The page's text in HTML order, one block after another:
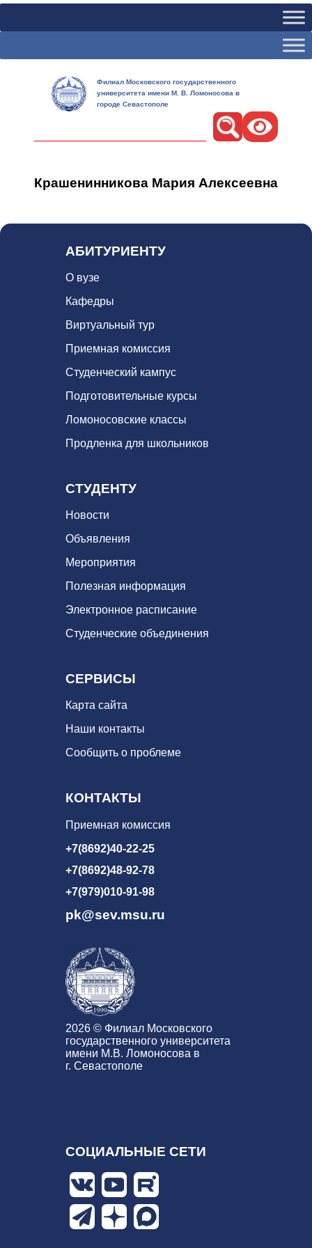
Филиал Московского государственного
университета имени М. В. Ломоносова в
городе Севастополе
Крашенинникова Мария Алексеевна
АБИТУРИЕНТУ
О вузе
Кафедры
Виртуальный тур
Приемная комиссия
Студенческий кампус
Подготовительные курсы
Ломоносовские классы
Продленка для школьников
СТУДЕНТУ
Новости
Объявления
Мероприятия
Полезная информация
Электронное расписание
Студенческие объединения
СЕРВИСЫ
Карта сайта
Наши контакты
Сообщить о проблеме
КОНТАКТЫ
Приемная комиссия
+7(8692)40-22-25
+7(8692)48-92-78
+7(979)010-91-98
pk@sev.msu.ru
2026 © Филиал Московского
государственного университета
имени М.В. Ломоносова в
г. Севастополе
СОЦИАЛЬНЫЕ СЕТИ